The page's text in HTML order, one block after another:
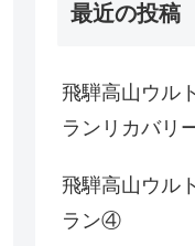
最近の投稿
飛騨高山ウル
ランリカバリ
飛騨高山ウル
ラン④